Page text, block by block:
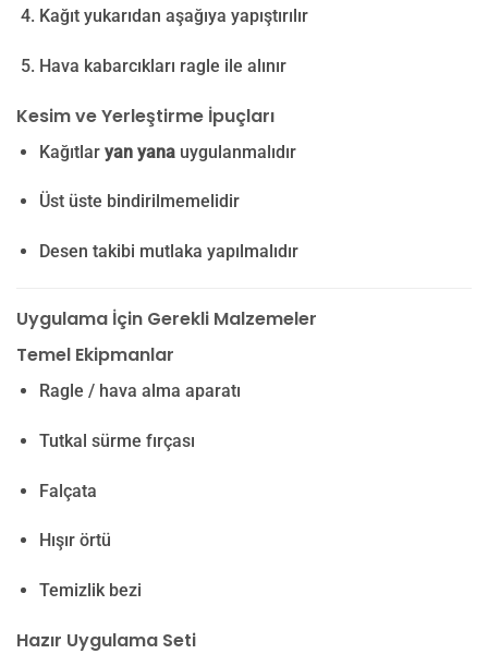
Kağıt yukarıdan aşağıya yapıştırılır
Hava kabarcıkları ragle ile alınır
Kesim ve Yerleştirme İpuçları
Kağıtlar yan yanauygulanmalıdır
Üst üste bindirilmemelidir
Desen takibi mutlaka yapılmalıdır
Uygulama İçin Gerekli Malzemeler
Temel Ekipmanlar
Ragle / hava alma aparatı
Tutkal sürme fırçası
Falçata
Hışır örtü
Temizlik bezi
Hazır Uygulama Seti